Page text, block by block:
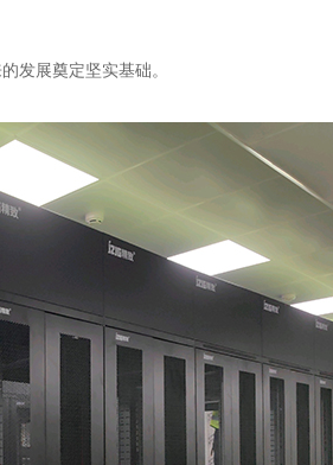
发展奠定坚实基础。